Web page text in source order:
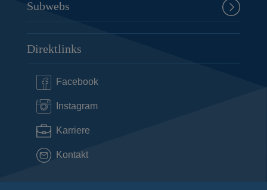
Subwebs
Direktlinks
Facebook
Instagram
Karriere
Kontakt